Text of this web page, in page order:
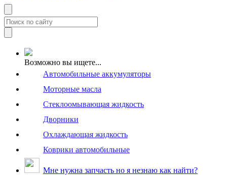
Возможно вы ищете...
Автомобильные аккумуляторы
Моторные масла
Стеклоомывающая жидкость
Дворники
Охлаждающая жидкость
Коврики автомобильные
Мне нужна запчасть но я незнаю как найти?